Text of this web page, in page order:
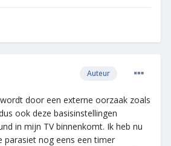
Auteur
door een externe oorzaak zoals
ook deze basisinstellingen
in mijn TV binnenkomt. Ik heb nu
parasiet nog eens een timer